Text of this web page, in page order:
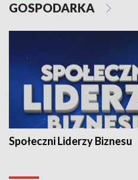
GOSPODARKA
Społeczni Liderzy Biznesu